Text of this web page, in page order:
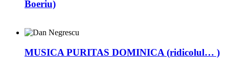
Boeriu)
MUSICA PURITAS DOMINICA (ridicolul… )